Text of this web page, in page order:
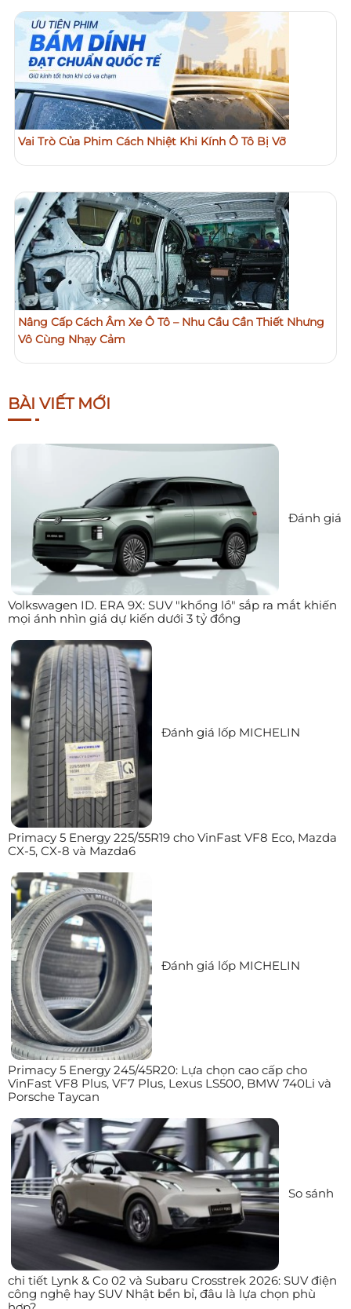
Vai Trò Của Phim Cách Nhiệt Khi Kính Ô Tô Bị Vỡ
Nâng Cấp Cách Âm Xe Ô Tô – Nhu Cầu Cần Thiết Nhưng
Vô Cùng Nhạy Cảm
BÀI VIẾT MỚI
Đánh giá
Volkswagen ID. ERA 9X: SUV "khổng lồ" sắp ra mắt khiến
mọi ánh nhìn giá dự kiến dưới 3 tỷ đồng
Đánh giá lốp MICHELIN
Primacy 5 Energy 225/55R19 cho VinFast VF8 Eco, Mazda
CX-5, CX-8 và Mazda6
Đánh giá lốp MICHELIN
Primacy 5 Energy 245/45R20: Lựa chọn cao cấp cho
VinFast VF8 Plus, VF7 Plus, Lexus LS500, BMW 740Li và
Porsche Taycan
So sánh
chi tiết Lynk & Co 02 và Subaru Crosstrek 2026: SUV điện
công nghệ hay SUV Nhật bền bỉ, đâu là lựa chọn phù